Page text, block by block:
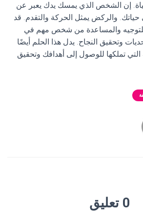
إن الشخص الذي يمسك يدك يعبر عن
والركض يمثل الحركة والتقدم. قد
للتوجيه والمساعدة من شخص مهم في
وتحقيق النجاح. يدل هذا الحلم أيضًا
التي تملكها للوصول إلى أهدافك وتحقيق
0 تعليق